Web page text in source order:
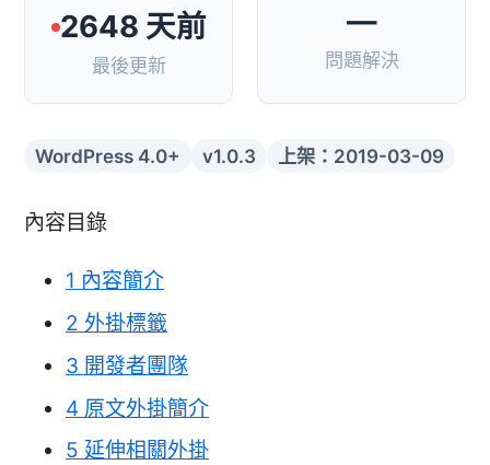
2648 天前
最後更新
—
問題解決
WordPress 4.0+ v1.0.3 上架：2019-03-09
內容目錄
1 內容簡介
2 外掛標籤
3 開發者團隊
4 原文外掛簡介
5 延伸相關外掛